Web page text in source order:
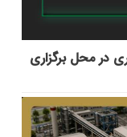
در محل برگزاری